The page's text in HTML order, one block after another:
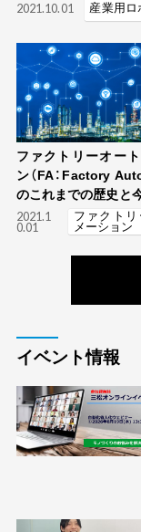
2021.10.01
産業用ロ
ファクトリーオー
ン（FA：Factory
のこれまでの歴史と
2021.1
0.01
ファクトリ
メーション
イベント情報